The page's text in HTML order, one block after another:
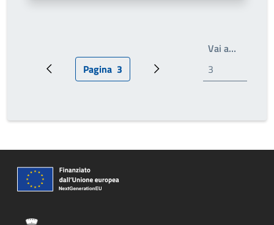
Pagina precedentePagina attuale
Pagina 3 Pagina successiva
Vai a…